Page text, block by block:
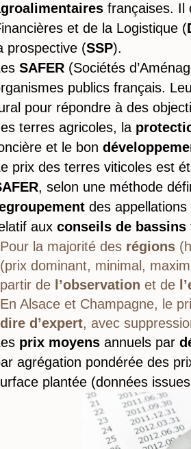
françaises. Il
et de la Logistique (
prospective (SSP).
SAFER(Sociétés
publics français.
pour répondre à des
terres agricoles, la
et le bon
prix des terres viticoles est
, selon une méthode
des appellations
aux conseils de
Pour la majorité des régions
(prix dominant, minimal,
partir de l’observation et de
En Alsace et Champagne, le
dire d’expert, avec
prix moyensannuels par
agrégation pondérée des
plantée (données